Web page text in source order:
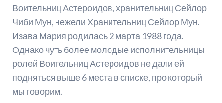
Воительниц Астероидов, хранительниц Сейлор
Чиби Мун, нежели Хранительниц Сейлор Мун.
Изава Мария родилась 2 марта 1988 года.
Однако чуть более молодые исполнительницы
ролей Воительниц Астероидов не дали ей
подняться выше 6 места в списке, про который
мы говорим.